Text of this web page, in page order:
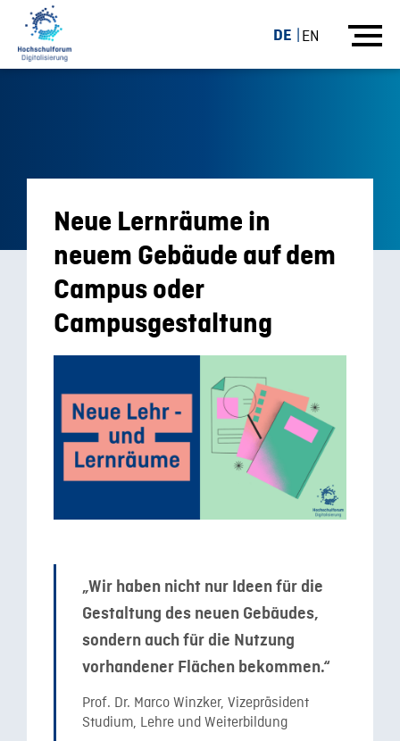
DE EN
Neue Lernräume in
neuem Gebäude auf dem
Campus oder
Campusgestaltung
„Wir haben nicht nur Ideen für die
Gestaltung des neuen Gebäudes,
sondern auch für die Nutzung
vorhandener Flächen bekommen.“
Prof. Dr. Marco Winzker, Vizepräsident
Studium, Lehre und Weiterbildung